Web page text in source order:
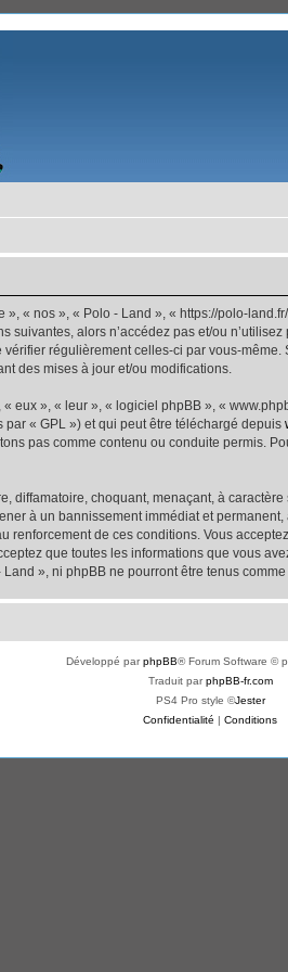
« nos », « Polo - Land », « https://polo-
suivantes, alors n’accédez pas et/ou
régulièrement celles-ci par vous-
des mises à jour et/ou modifications.
eux », « leur », « logiciel phpBB », «
par « GPL ») et qui peut être téléchargé depuis
pas comme contenu ou conduite permis.
diffamatoire, choquant, menaçant, à
à un bannissement immédiat et
renforcement de ces conditions. Vous
que toutes les informations que vous
», ni phpBB ne pourront être tenus
Développé parphpBB® Forum Software ©
Traduit parphpBB-fr.com
PS4 Pro style ©Jester
Confidentialité | Conditions